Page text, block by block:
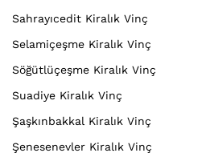
Sahrayıcedit Kiralık Vinç
Selamiçeşme Kiralık Vinç
Söğütlüçeşme Kiralık Vinç
Suadiye Kiralık Vinç
Şaşkınbakkal Kiralık Vinç
Şenesenevler Kiralık Vinç